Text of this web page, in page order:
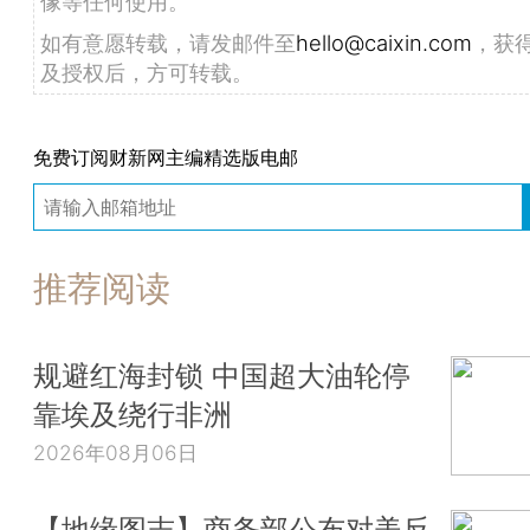
如有意愿转载，请发邮件至hello@caixin.com ，获
及授权后，方可转载。
免费订阅财新网主编精选版电邮
推荐阅读
规避红海封锁 中国超大油轮停
靠埃及绕行非洲
2026年08月06日